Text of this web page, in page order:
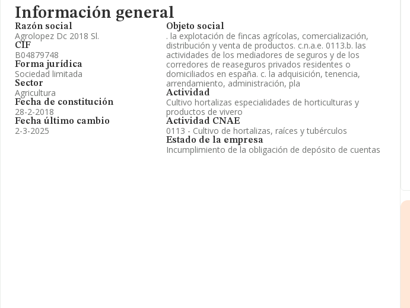
Información general
Razón social
Agrolopez Dc 2018 Sl.
CIF
B04879748
Forma jurídica
Sociedad limitada
Sector
Agricultura
Fecha de constitución
28-2-2018
Fecha último cambio
2-3-2025
Objeto social
. la explotación de fincas agrícolas, comercialización,
distribución y venta de productos. c.n.a.e. 0113.b. las
actividades de los mediadores de seguros y de los
corredores de reaseguros privados residentes o
domiciliados en españa. c. la adquisición, tenencia,
arrendamiento, administración, pla
Actividad
Cultivo hortalizas especialidades de horticulturas y
productos de vivero
Actividad CNAE
0113 - Cultivo de hortalizas, raíces y tubérculos
Estado de la empresa
Incumplimiento de la obligación de depósito de cuentas